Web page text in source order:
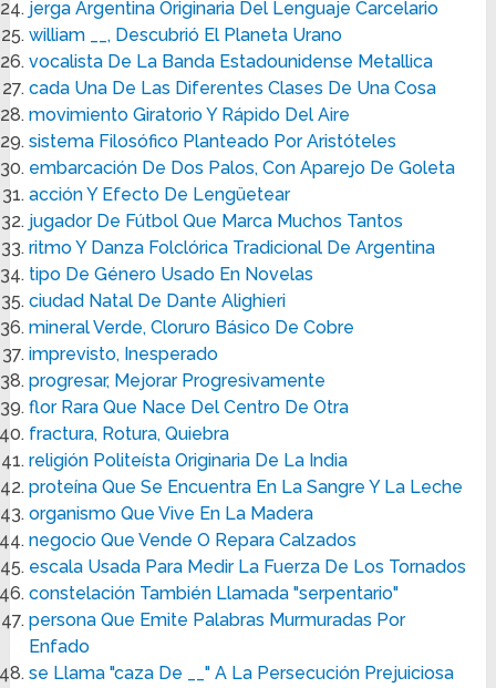
jerga Argentina Originaria Del Lenguaje Carcelario
william __, Descubrió El Planeta Urano
vocalista De La Banda Estadounidense Metallica
cada Una De Las Diferentes Clases De Una Cosa
movimiento Giratorio Y Rápido Del Aire
sistema Filosófico Planteado Por Aristóteles
embarcación De Dos Palos, Con Aparejo De Goleta
acción Y Efecto De Lengüetear
jugador De Fútbol Que Marca Muchos Tantos
ritmo Y Danza Folclórica Tradicional De Argentina
tipo De Género Usado En Novelas
ciudad Natal De Dante Alighieri
mineral Verde, Cloruro Básico De Cobre
imprevisto, Inesperado
progresar, Mejorar Progresivamente
flor Rara Que Nace Del Centro De Otra
fractura, Rotura, Quiebra
religión Politeísta Originaria De La India
proteína Que Se Encuentra En La Sangre Y La Leche
organismo Que Vive En La Madera
negocio Que Vende O Repara Calzados
escala Usada Para Medir La Fuerza De Los Tornados
constelación También Llamada "serpentario"
persona Que Emite Palabras Murmuradas Por
Enfado
se Llama "caza De __" A La Persecución Prejuiciosa